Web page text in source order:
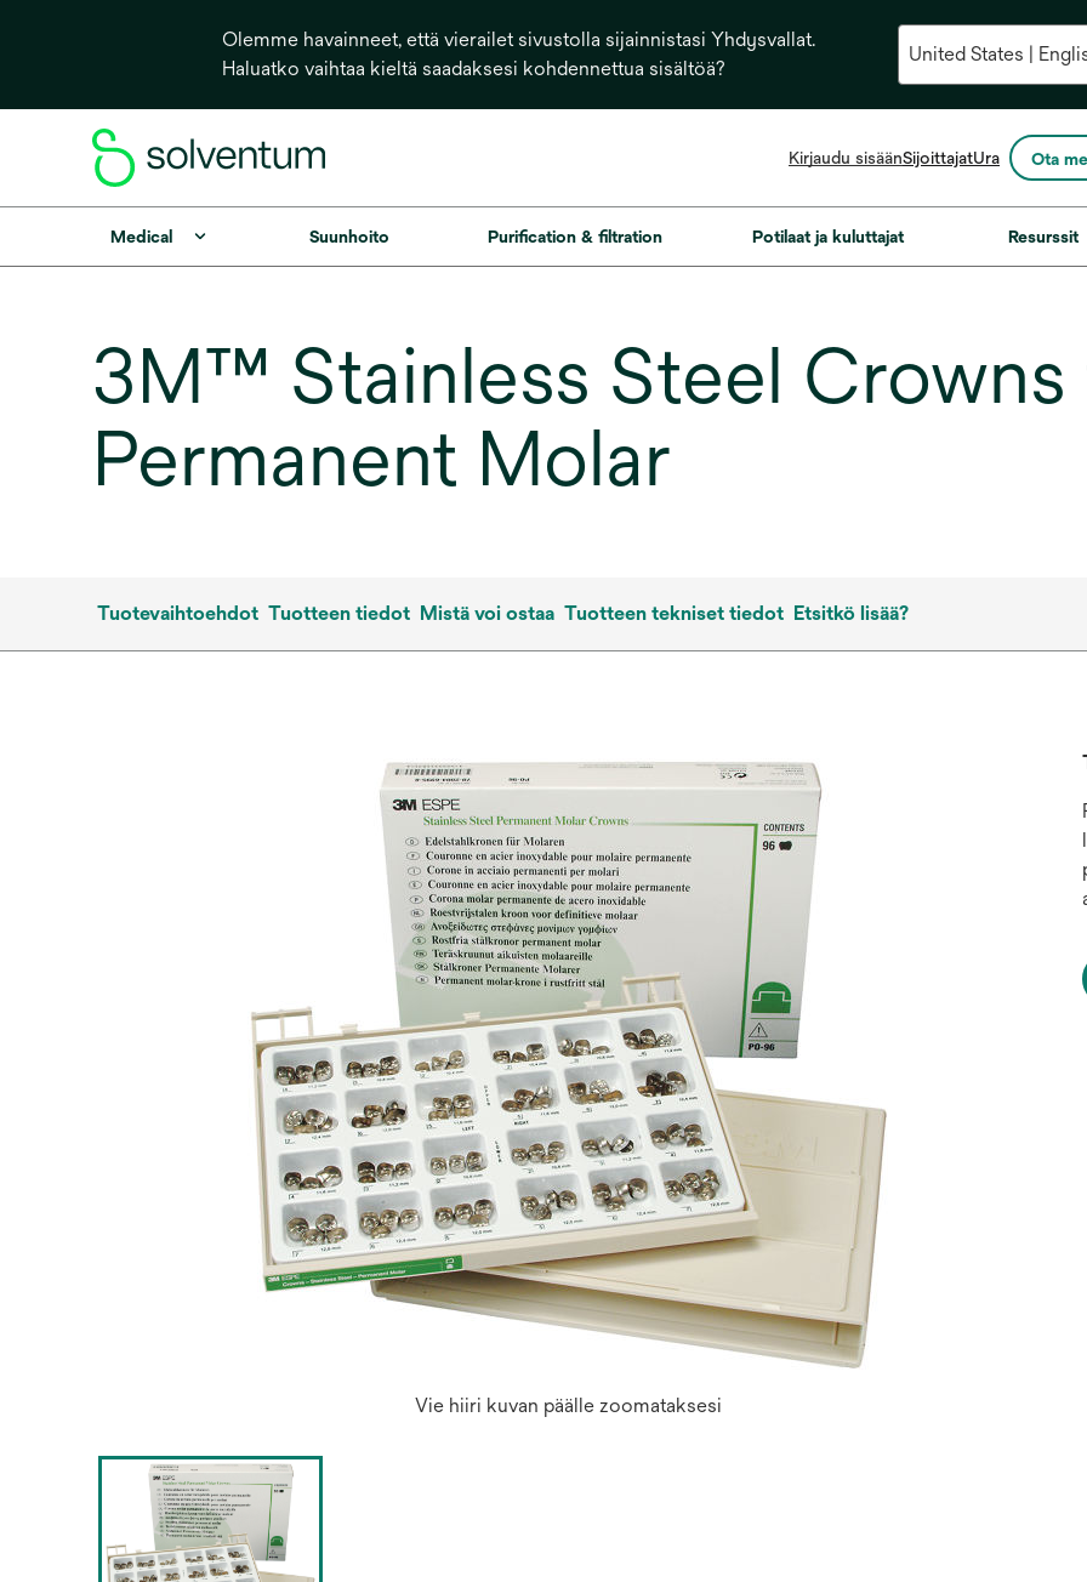
Olemme havainneet, että vierailet sivustolla sijainnistasi Yhdysvallat.
Haluatko vaihtaa kieltä saadaksesi kohdennettua sisältöä?
Kirjaudu sisäänSijoittajatopens
a
Ura Ota
Medical Suunhoito Purification & filtration Potilaat ja kuluttajat Resurssit
3M™ Stainless Steel Crowns
Permanent Molar
Tuotevaihtoehdot Tuotteen tiedot Mistä voi ostaa Tuotteen tekniset tiedot Etsitkö lisää?
Vie hiiri kuvan päälle zoomataksesi